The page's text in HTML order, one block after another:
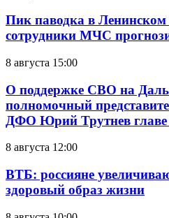
Пик паводка в
сотрудники МЧС
8 августа 15:00
О поддержке СВО на
полномочный
ДФО Юрий Трутнев главе
8 августа 12:00
ВТБ: россияне
здоровый образ жизни